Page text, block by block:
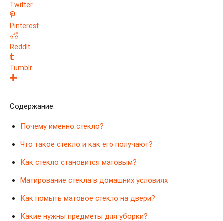
Twitter
Pinterest
ReddIt
Tumblr
Содержание:
Почему именно стекло?
Что такое стекло и как его получают?
Как стекло становится матовым?
Матирование стекла в домашних условиях
Как помыть матовое стекло на двери?
Какие нужны предметы для уборки?